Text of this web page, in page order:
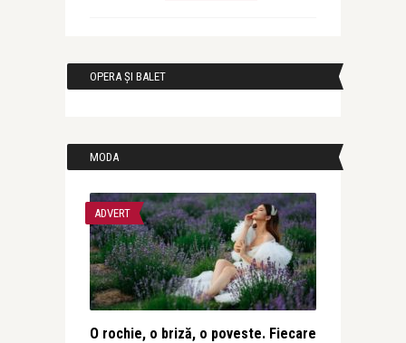
OPERA ȘI BALET
MODA
ADVERT
O rochie, o briză, o poveste. Fiecare